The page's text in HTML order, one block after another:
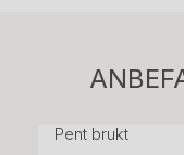
Pent brukt